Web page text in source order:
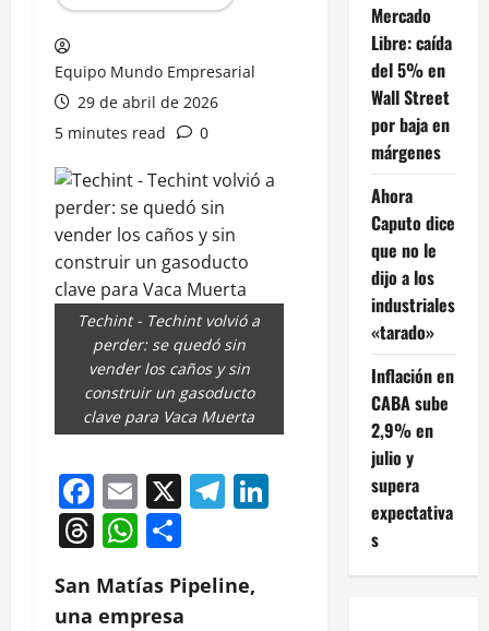
Equipo Mundo Empresarial
29 de abril de 2026
5 minutes read
0
Techint - Techint volvió a
perder: se quedó sin
vender los caños y sin
construir un gasoducto
clave para Vaca Muerta
Facebook
Email
X Telegram
LinkedIn
Threads
WhatsApp
San Matías Pipeline,
una empresa
Mercado
Libre: caída
del 5% en
Wall Street
por baja en
márgenes
Ahora
Caputo dice
que no le
dijo a los
industriales
«tarado»
Inflación en
CABA sube
2,9% en
julio y
supera
expectativa
s